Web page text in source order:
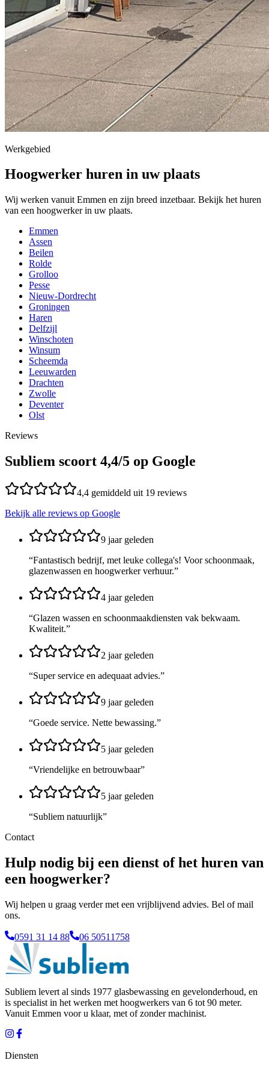
Werkgebied
Hoogwerker huren in uw plaats
Wij werken vanuit Emmen en zijn breed inzetbaar. Bekijk het huren
van een hoogwerker in uw plaats.
Emmen
Assen
Beilen
Rolde
Grolloo
Pesse
Nieuw-Dordrecht
Groningen
Haren
Delfzijl
Winschoten
Winsum
Scheemda
Leeuwarden
Drachten
Zwolle
Deventer
Olst
Reviews
Subliem scoort 4,4/5 op Google
4,4 gemiddeld uit 19 reviews
Bekijk alle reviews op Google
9 jaar geleden
“Fantastisch bedrijf, met leuke collega's! Voor schoonmaak,
glazenwassen en hoogwerker verhuur.”
4 jaar geleden
“Glazen wassen en schoonmaakdiensten vak bekwaam.
Kwaliteit.”
2 jaar geleden
“Super service en adequaat advies.”
9 jaar geleden
“Goede service. Nette bewassing.”
5 jaar geleden
“Vriendelijke en betrouwbaar”
5 jaar geleden
“Subliem natuurlijk”
Contact
Hulp nodig bij een dienst of het huren van
een hoogwerker?
Wij helpen u graag verder met een vrijblijvend advies. Bel of mail
ons.
0591 31 14 88 06 50511758
Subliem levert al sinds 1977 glasbewassing en gevelonderhoud, en
is specialist in het werken met hoogwerkers van 6 tot 90 meter.
Vanuit Emmen voor u klaar, met of zonder machinist.
Diensten